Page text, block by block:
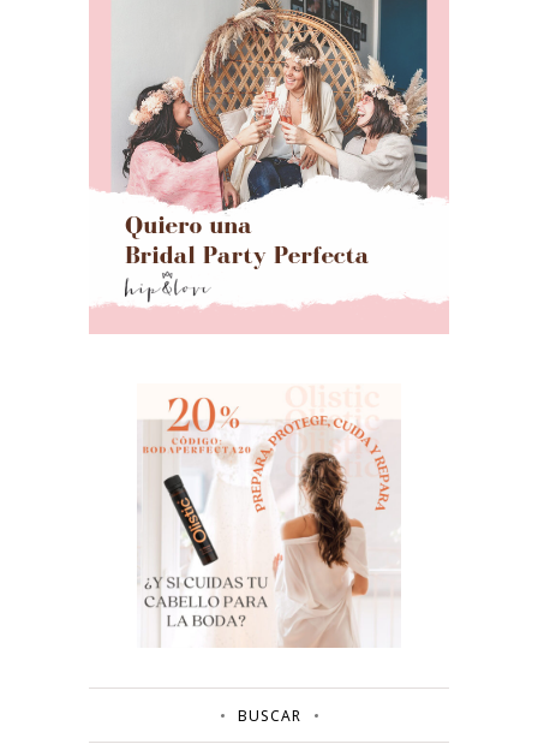
BUSCAR